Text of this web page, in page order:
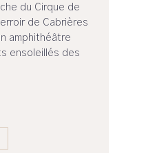
du Cirque de
de Cabrières
amphithéâtre
ensoleillés des